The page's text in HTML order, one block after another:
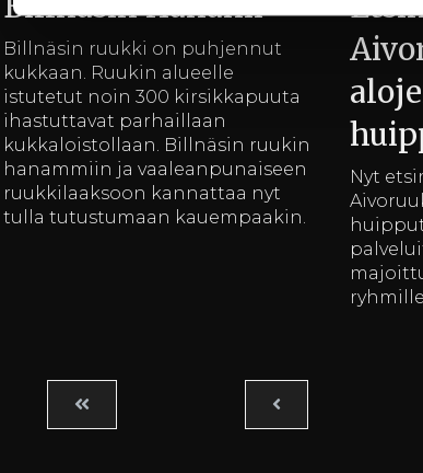
Billnäsin ruukki on puhjennut
kukkaan. Ruukin alueelle
istutetut noin 300 kirsikkapuuta
ihastuttavat parhaillaan
kukkaloistollaan. Billnäsin ruukin
hanammiin ja vaaleanpunaiseen
ruukkilaaksoon kannattaa nyt
tulla tutustumaan kauempaakin.
Nyt